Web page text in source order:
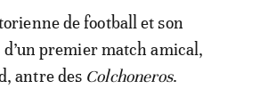
de football et son
premier match amical,
antre des Colchoneros.